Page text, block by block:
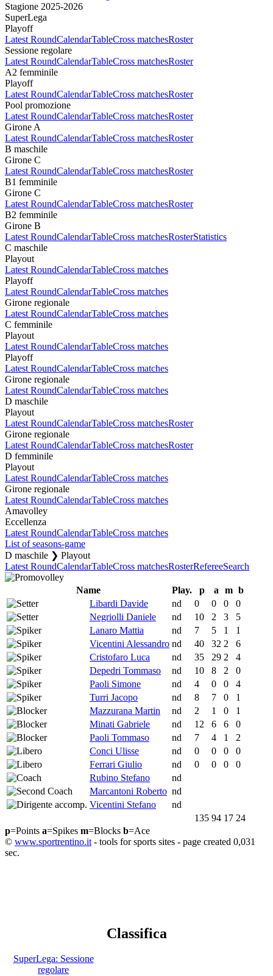
Stagione 2025-2026
SuperLega
Playoff
Latest RoundCalendarTableCross matchesRoster
Sessione regolare
Latest RoundCalendarTableCross matchesRoster
A2 femminile
Playoff
Latest RoundCalendarTableCross matchesRoster
Pool promozione
Latest RoundCalendarTableCross matchesRoster
Girone A
Latest RoundCalendarTableCross matchesRoster
B maschile
Girone C
Latest RoundCalendarTableCross matchesRoster
B1 femminile
Girone C
Latest RoundCalendarTableCross matchesRoster
B2 femminile
Girone B
Latest RoundCalendarTableCross matchesRosterStatistics
C maschile
Playout
Latest RoundCalendarTableCross matches
Playoff
Latest RoundCalendarTableCross matches
Girone regionale
Latest RoundCalendarTableCross matches
C femminile
Playout
Latest RoundCalendarTableCross matches
Playoff
Latest RoundCalendarTableCross matches
Girone regionale
Latest RoundCalendarTableCross matches
D maschile
Playout
Latest RoundCalendarTableCross matchesRoster
Girone regionale
Latest RoundCalendarTableCross matchesRoster
D femminile
Playout
Latest RoundCalendarTableCross matches
Girone regionale
Latest RoundCalendarTableCross matches
Amavolley
Eccellenza
Latest RoundCalendarTableCross matches
List of seasons-game
D maschile ❯ Playout
Latest RoundCalendarTableCross matchesRosterRefereeSearch
Name Play. p a m b
Libardi Davide
nd 0 0 0
0
Negriolli Daniele
nd 10 2 3
5
Lanaro Mattia
nd 7 5 1
1
Vicentini Alessandro nd 40 32 2
6
Cristofaro Luca
nd 35 29 2
4
Depedri Tommaso
nd 10 8 2
0
Paoli Simone
nd 4 0 0
4
Turri Jacopo
nd 8 7 0
1
Mazzurana Martin
nd 2 1 0
1
Minati Gabriele
nd 12 6 6
0
Paoli Tommaso
nd 7 4 1
2
Conci Ulisse
nd 0 0 0
0
Ferrari Giulio
nd 0 0 0
0
Rubino Stefano
nd
Marcantoni Roberto nd
Vicentini Stefano
nd
135 94 17 24
p=Points a=Spikes m=Blocks b=Ace
© www.sportrentino.it - tools for sports sites - page created 0,031
sec.
Classifica
SuperLega: Sessione
regolare